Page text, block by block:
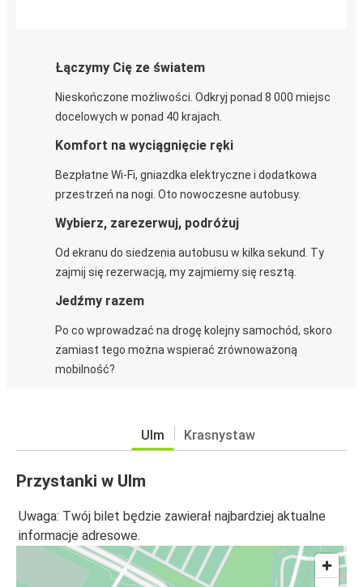
Łączymy Cię ze światem
Nieskończone możliwości. Odkryj ponad 8 000 miejsc
docelowych w ponad 40 krajach.
Komfort na wyciągnięcie ręki
Bezpłatne Wi-Fi, gniazdka elektryczne i dodatkowa
przestrzeń na nogi. Oto nowoczesne autobusy.
Wybierz, zarezerwuj, podróżuj
Od ekranu do siedzenia autobusu w kilka sekund. Ty
zajmij się rezerwacją, my zajmiemy się resztą.
Jedźmy razem
Po co wprowadzać na drogę kolejny samochód, skoro
zamiast tego można wspierać zrównoważoną
mobilność?
Ulm Krasnystaw
Przystanki w Ulm
Uwaga: Twój bilet będzie zawierał najbardziej aktualne
informacje adresowe.